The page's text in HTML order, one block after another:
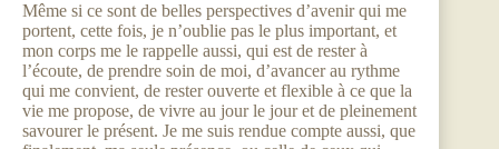
Même si ce sont de belles perspectives d’avenir qui me
portent, cette fois, je n’oublie pas le plus important, et
mon corps me le rappelle aussi, qui est de rester à
l’écoute, de prendre soin de moi, d’avancer au rythme
qui me convient, de rester ouverte et flexible à ce que la
vie me propose, de vivre au jour le jour et de pleinement
savourer le présent. Je me suis rendue compte aussi, que